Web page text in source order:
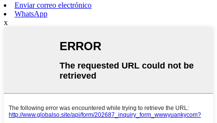
Enviar correo electrónico
WhatsApp
x